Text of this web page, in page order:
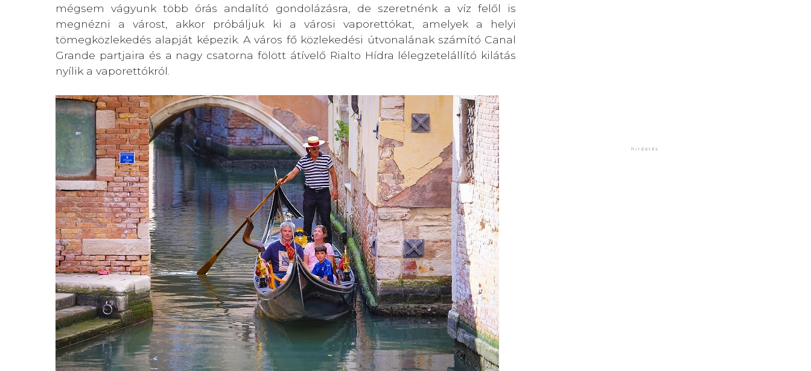
mégsem vágyunk több órás andalító gondolázásra, de szeretnénk a víz felől is
megnézni a várost, akkor próbáljuk ki a városi vaporettókat, amelyek a helyi
tömegközlekedés alapját képezik. A város fő közlekedési útvonalának számító Canal
Grande partjaira és a nagy csatorna fölött átívelő Rialto Hídra lélegzetelállító kilátás
nyílik a vaporettókról.